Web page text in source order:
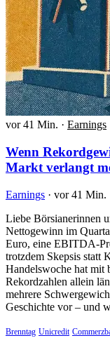
vor 41 Min. · Earnings
Wenn
Markt verlangt
Earnings · vor 41 Min.
Liebe Börsianerinnen
Nettogewinn im
Euro, eine EBITDA-
trotzdem Skepsis statt
Handelswoche hat mit
Rekordzahlen allein
mehrere
Geschichte vor – und
Brenntag Unicredit